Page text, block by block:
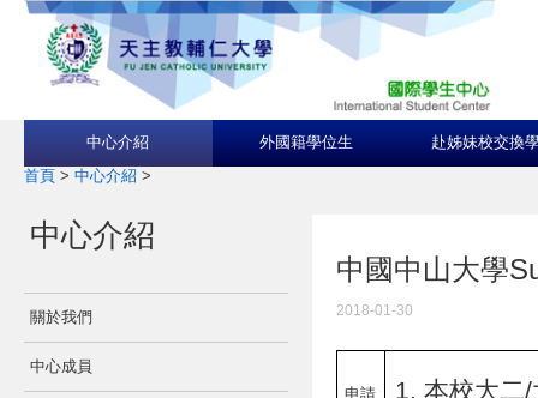
中心介紹 外國籍學位生 赴姊妹校交換
首頁 > 中心介紹 >
中心介紹
關於我們
中心成員
中國中山大學
2018-01-30
申請
本校大二